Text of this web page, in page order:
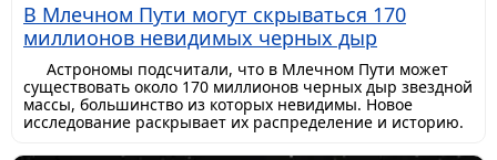
В Млечном Пути могут скрываться 170
миллионов невидимых черных дыр
Астрономы подсчитали, что в Млечном Пути может
существовать около 170 миллионов черных дыр звездной
массы, большинство из которых невидимы. Новое
исследование раскрывает их распределение и историю.